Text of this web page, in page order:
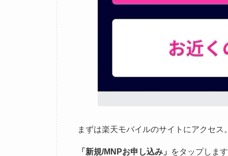
まずは楽天モバイルのサイトにアクセス
「新規/MNPお申し込み」 をタップしま